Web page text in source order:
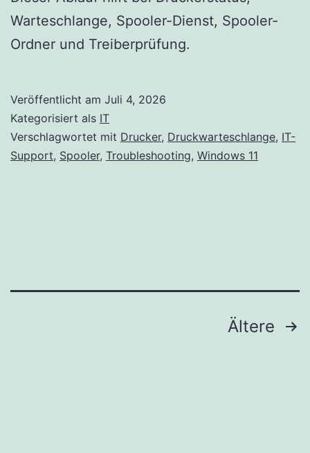
Warteschlange, Spooler-Dienst, Spooler-
Ordner und Treiberprüfung.
Veröffentlicht am Juli 4, 2026
Kategorisiert als IT
Verschlagwortet mit Drucker, Druckwarteschlange, IT-
Support, Spooler, Troubleshooting, Windows 11
Seitennummerierung
Ältere